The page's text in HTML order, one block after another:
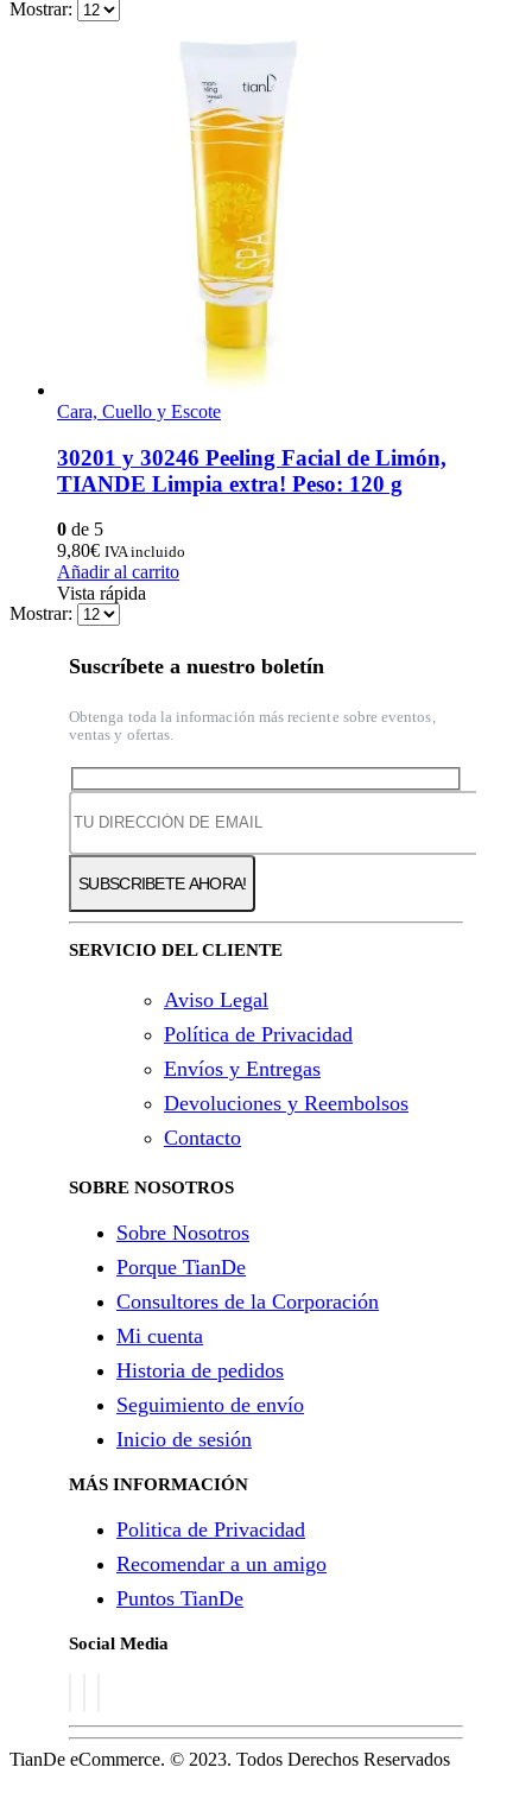
Mostrar:
Cara, Cuello y Escote
30201 y 30246 Peeling Facial de Limón,
TIANDE Limpia extra! Peso: 120 g
0 de 5
9,80€ IVA incluido
Añadir al carrito
Vista rápida
Mostrar:
Suscríbete a nuestro boletín
Obtenga toda la información más reciente sobre eventos,
ventas y ofertas.
SERVICIO DEL CLIENTE
Aviso Legal
Política de Privacidad
Envíos y Entregas
Devoluciones y Reembolsos
Contacto
SOBRE NOSOTROS
Sobre Nosotros
Porque TianDe
Consultores de la Corporación
Mi cuenta
Historia de pedidos
Seguimiento de envío
Inicio de sesión
MÁS INFORMACIÓN
Politica de Privacidad
Recomendar a un amigo
Puntos TianDe
Social Media
TianDe eCommerce. © 2023. Todos Derechos Reservados